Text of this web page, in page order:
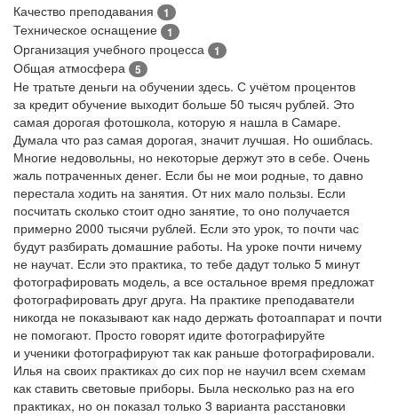
Качество преподавания
1
Техническое оснащение 1
Организация учебного процесса 1
Общая атмосфера 5
Не тратьте деньги на обучении здесь. С учётом процентов
за кредит обучение выходит больше 50 тысяч рублей. Это
самая дорогая фотошкола, которую я нашла в Самаре.
Думала что раз самая дорогая, значит лучшая. Но ошиблась.
Многие недовольны, но некоторые держут это в себе. Очень
жаль потраченных денег. Если бы не мои родные, то давно
перестала ходить на занятия. От них мало пользы. Если
посчитать сколько стоит одно занятие, то оно получается
примерно 2000 тысячи рублей. Если это урок, то почти час
будут разбирать домашние работы. На уроке почти ничему
не научат. Если это практика, то тебе дадут только 5 минут
фотографировать модель, а все остальное время предложат
фотографировать друг друга. На практике преподаватели
никогда не показывают как надо держать фотоаппарат и почти
не помогают. Просто говорят идите фотографируйте
и ученики фотографируют так как раньше фотографировали.
Илья на своих практиках до сих пор не научил всем схемам
как ставить световые приборы. Была несколько раз на его
практиках, но он показал только 3 варианта расстановки